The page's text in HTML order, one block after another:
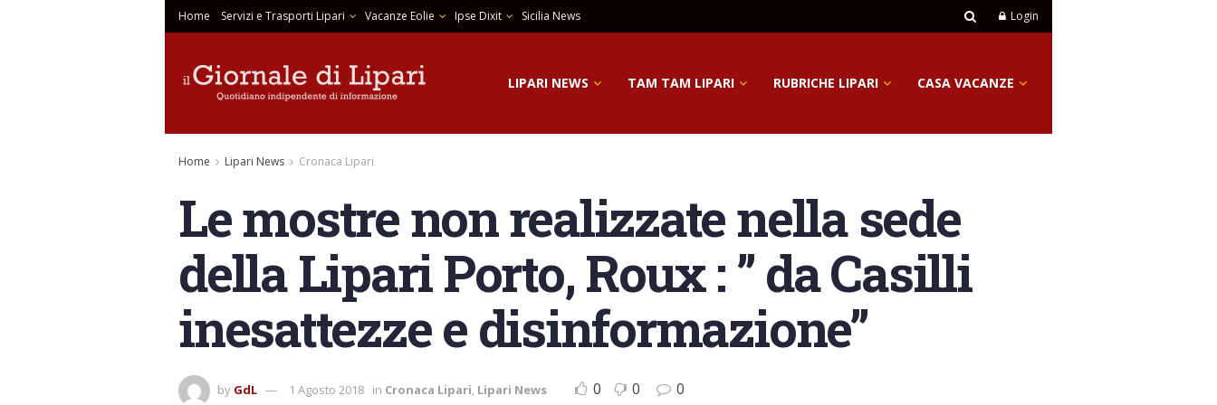
Home Servizi e Trasporti Lipari Vacanze Eolie Ipse Dixit Sicilia News Login
LIPARI NEWS TAM TAM LIPARI RUBRICHE LIPARI CASA VACANZE
Home Lipari News Cronaca Lipari
Le mostre non realizzate nella sede
della Lipari Porto, Roux : ” da Casilli
inesattezze e disinformazione”
by GdL 1 Agosto 2018 in Cronaca Lipari, Lipari News 0 0 0